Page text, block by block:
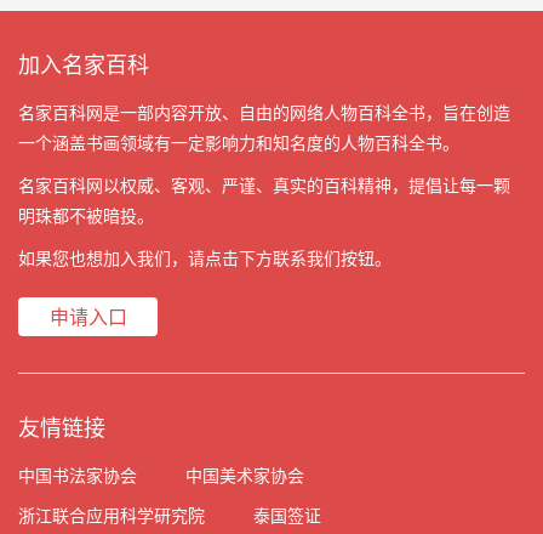
加入名家百科
名家百科网是一部内容开放、自由的网络人物百科全书，旨在创造
一个涵盖书画领域有一定影响力和知名度的人物百科全书。
名家百科网以权威、客观、严谨、真实的百科精神，提倡让每一颗
明珠都不被暗投。
如果您也想加入我们，请点击下方联系我们按钮。
申请入口
友情链接
中国书法家协会
中国美术家协会
浙江联合应用科学研究院
泰国签证